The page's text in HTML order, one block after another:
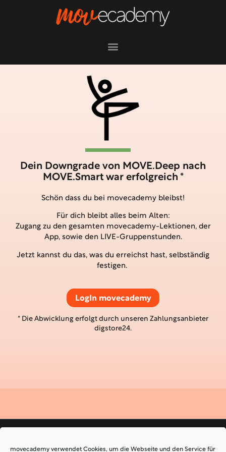
movecademy verwendet Cookies, um die Webseite und den Service für
Dein Downgrade von MOVE.Deep nach
MOVE.Smart war erfolgreich *
Schön dass du bei movecademy bleibst!
Für dich bleibt alles beim Alten:
Zugang zu den gesamten movecademy-Lektionen, der
App, sowie den LIVE-Gruppenstunden.
Jetzt kannst du das, was du erreichst hast, selbständig
festigen.
LogIn movecademy
* Die Abwicklung erfolgt durch unseren Zahlungsanbieter
digstore24.